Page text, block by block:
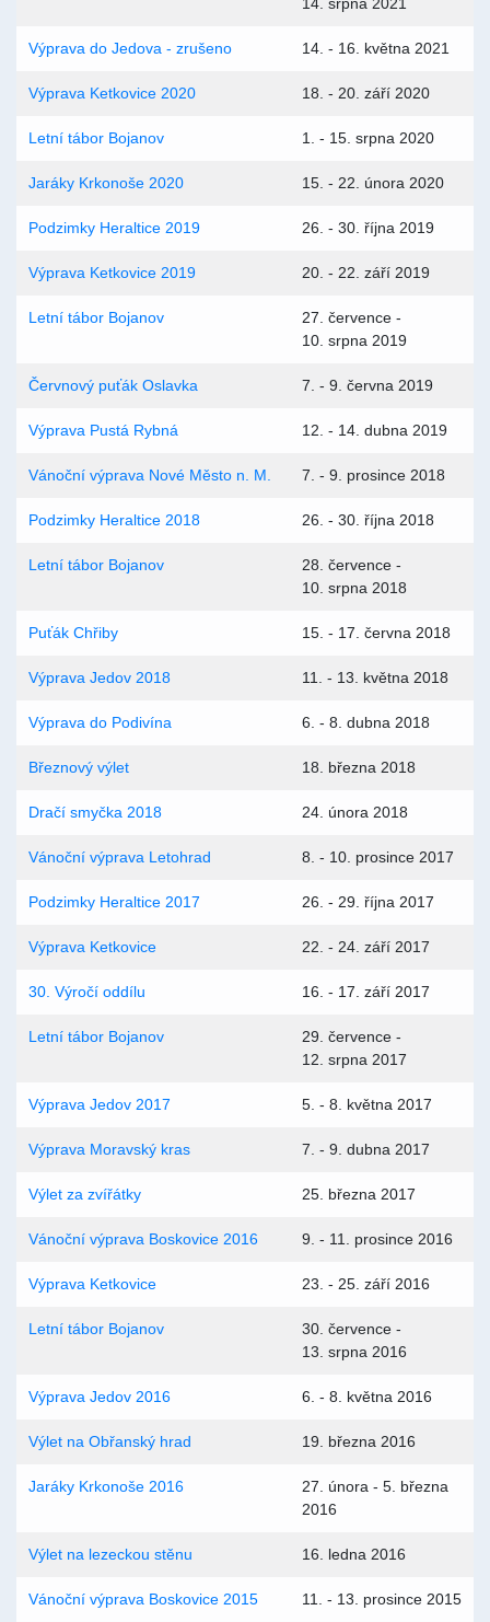
Výprava do Jedova - zrušeno 14. - 16. května 2021
Výprava Ketkovice 2020 18. - 20. září 2020
Letní tábor Bojanov 1. - 15. srpna 2020
Jaráky Krkonoše 2020 15. - 22. února 2020
Podzimky Heraltice 2019 26. - 30. října 2019
Výprava Ketkovice 2019 20. - 22. září 2019
Letní tábor Bojanov
27. července -
10. srpna 2019
Červnový puťák Oslavka 7. - 9. června 2019
Výprava Pustá Rybná 12. - 14. dubna 2019
Vánoční výprava Nové Město n. M. 7. - 9. prosince 2018
Podzimky Heraltice 2018 26. - 30. října 2018
Letní tábor Bojanov
28. července -
10. srpna 2018
Puťák Chřiby 15. - 17. června 2018
Výprava Jedov 2018 11. - 13. května 2018
Výprava do Podivína 6. - 8. dubna 2018
Březnový výlet 18. března 2018
Dračí smyčka 2018 24. února 2018
Vánoční výprava Letohrad 8. - 10. prosince 2017
Podzimky Heraltice 2017 26. - 29. října 2017
Výprava Ketkovice 22. - 24. září 2017
30. Výročí oddílu 16. - 17. září 2017
Letní tábor Bojanov
29. července -
12. srpna 2017
Výprava Jedov 2017 5. - 8. května 2017
Výprava Moravský kras 7. - 9. dubna 2017
Výlet za zvířátky 25. března 2017
Vánoční výprava Boskovice 2016 9. - 11. prosince 2016
Výprava Ketkovice 23. - 25. září 2016
Letní tábor Bojanov
30. července -
13. srpna 2016
Výprava Jedov 2016 6. - 8. května 2016
Výlet na Obřanský hrad 19. března 2016
Jaráky Krkonoše 2016
27. února - 5. března
2016
Výlet na lezeckou stěnu 16. ledna 2016
Vánoční výprava Boskovice 2015 11. - 13. prosince 2015